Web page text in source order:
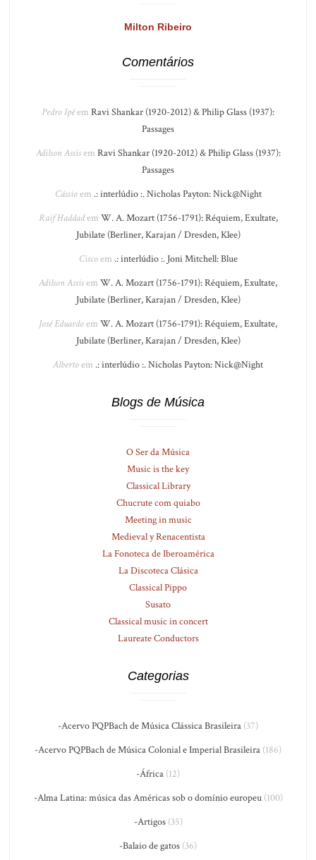
Milton Ribeiro
Comentários
Pedro Ipêem Ravi Shankar (1920-2012) & Philip Glass (1937):
Passages
Adilson Assisem Ravi Shankar (1920-2012) & Philip Glass (1937):
Passages
Cássioem .: interlúdio :. Nicholas Payton: Nick@Night
Raif Haddadem W. A. Mozart (1756-1791): Réquiem, Exultate,
Jubilate (Berliner, Karajan / Dresden, Klee)
Ciscoem .: interlúdio :. Joni Mitchell: Blue
Adilson Assisem W. A. Mozart (1756-1791): Réquiem, Exultate,
Jubilate (Berliner, Karajan / Dresden, Klee)
José Eduardoem W. A. Mozart (1756-1791): Réquiem, Exultate,
Jubilate (Berliner, Karajan / Dresden, Klee)
Albertoem .: interlúdio :. Nicholas Payton: Nick@Night
Blogs de Música
O Ser da Música
Music is the key
Classical Library
Chucrute com quiabo
Meeting in music
Medieval y Renacentista
La Fonoteca de Iberoamérica
La Discoteca Clásica
Classical Pippo
Susato
Classical music in concert
Laureate Conductors
Categorias
-Acervo PQPBach de Música Clássica Brasileira (37)
-Acervo PQPBach de Música Colonial e Imperial Brasileira (186)
-África (12)
-Alma Latina: música das Américas sob o domínio europeu(100)
-Artigos(35)
-Balaio de gatos (36)